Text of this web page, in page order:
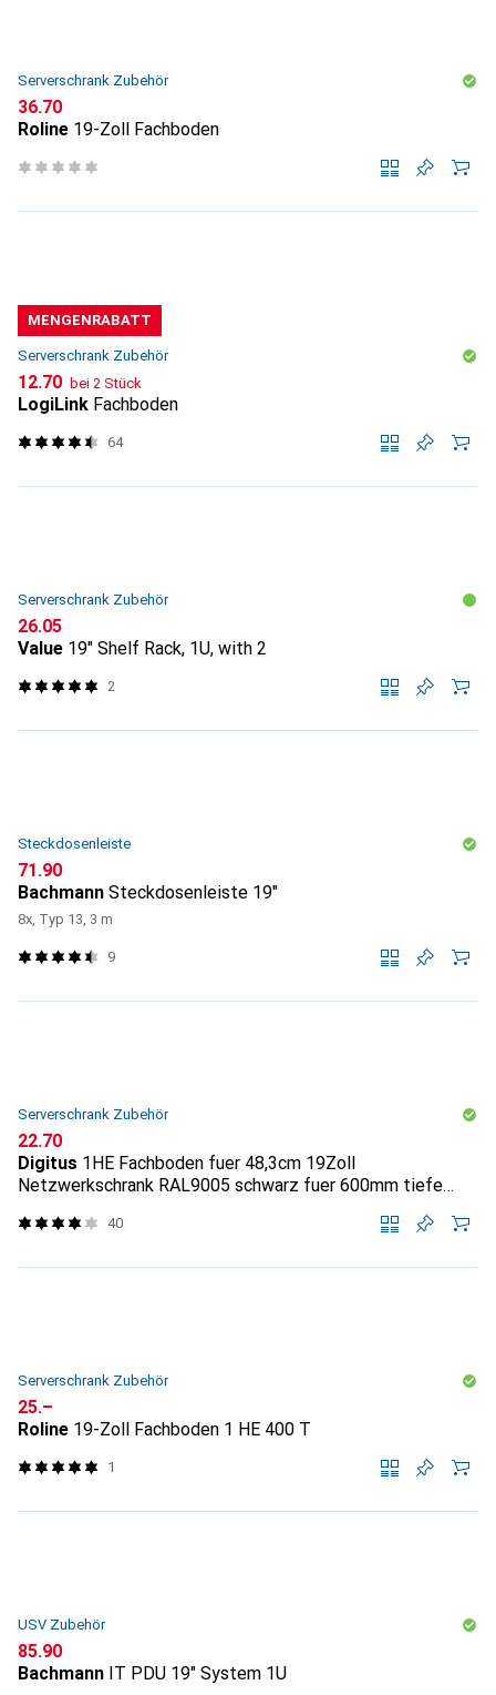
Serverschrank Zubehör
CHF
36.70
Roline 19-Zoll Fachboden
MENGENRABATT
Serverschrank Zubehör
CHF
12.70 bei 2 Stück
LogiLink Fachboden
64
Serverschrank Zubehör
CHF
26.05
Value 19" Shelf Rack, 1U, with 2
2
Steckdosenleiste
CHF
71.90
Bachmann Steckdosenleiste 19"
8x, Typ 13, 3 m
9
Serverschrank Zubehör
CHF
22.70
Digitus 1HE Fachboden fuer 48,3cm 19Zoll
Netzwerkschrank RAL9005 schwarz fuer 600mm tiefe
40
Serverschrank Zubehör
CHF
25.–
Roline 19-Zoll Fachboden 1 HE 400 T
1
USV Zubehör
CHF
85.90
Bachmann IT PDU 19" System 1U